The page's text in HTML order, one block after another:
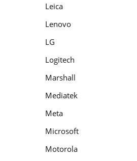
Leica
Lenovo
LG
Logitech
Marshall
Mediatek
Meta
Microsoft
Motorola